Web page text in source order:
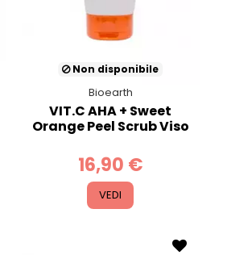
Non disponibile
Bioearth
VIT.C AHA + Sweet
Orange Peel Scrub Viso
16,90 €
VEDI